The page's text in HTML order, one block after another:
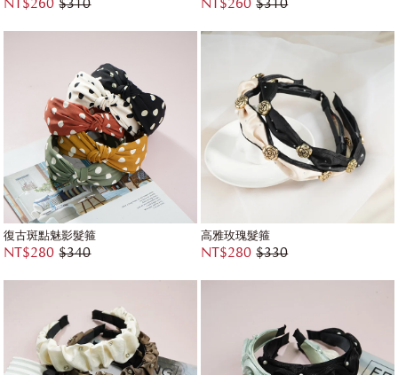
NT$260 $310 NT$260 $310
復古斑點魅影髮箍
NT$280 $340
高雅玫瑰髮箍
NT$280 $330